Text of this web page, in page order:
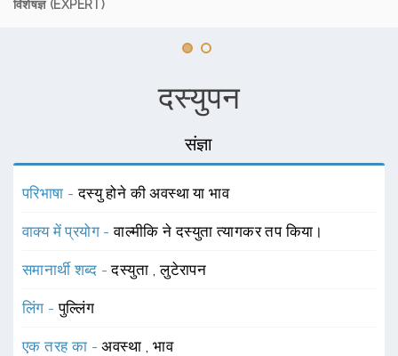
विशेषज्ञ (EXPERT)
दस्युपन
संज्ञा
परिभाषा -दस्यु होने की अवस्था या भाव
वाक्य में प्रयोग -वाल्मीकि ने दस्युता त्यागकर तप किया।
समानार्थी शब्द -दस्युता ,लुटेरापन
लिंग -पुल्लिंग
एक तरह का -अवस्था ,भाव